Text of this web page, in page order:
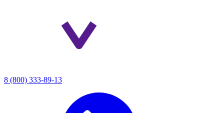
8 (800) 333-89-13